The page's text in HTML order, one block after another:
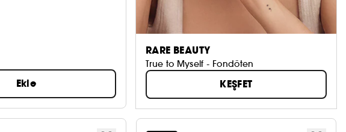
Ekle
RARE BEAUTY
True to Myself - Fondöten
KEŞFET